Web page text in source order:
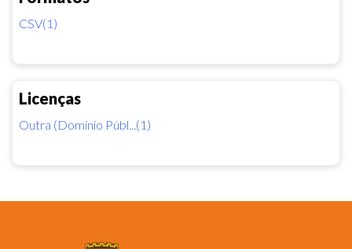
CSV(1)
Licenças
Outra (Domínio Públ...(1)